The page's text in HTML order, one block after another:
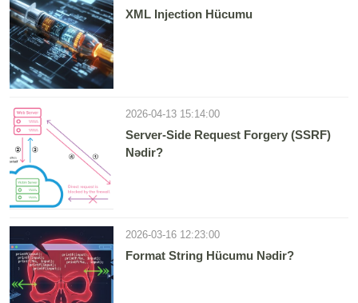
XML Injection Hücumu
2026-04-13 15:14:00
Server-Side Request Forgery (SSRF)
Nədir?
2026-03-16 12:23:00
Format String Hücumu Nədir?